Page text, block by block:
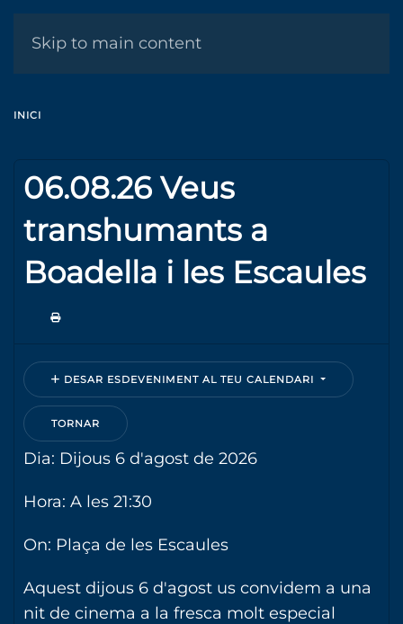
Skip to main content
INICI
06.08.26 Veus
transhumants a
Boadella i les Escaules
DESAR ESDEVENIMENT AL TEU CALENDARI
TORNAR
Dia: Dijous 6 d'agost de 2026
Hora: A les 21:30
On: Plaça de les Escaules
Aquest dijous 6 d'agost us convidem a una
nit de cinema a la fresca molt especial